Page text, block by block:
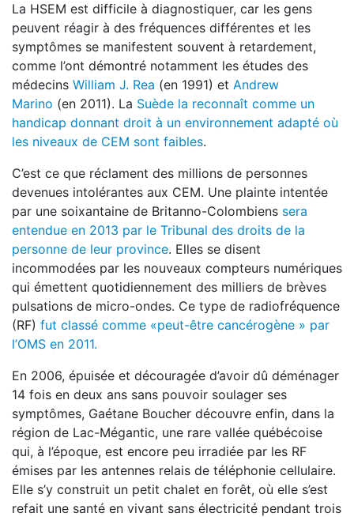
La HSEM est difficile à diagnostiquer, car les gens
peuvent réagir à des fréquences différentes et les
symptômes se manifestent souvent à retardement,
comme l’ont démontré notamment les études des
médecins William J. Rea (en 1991) et Andrew
Marino (en 2011). La Suède la reconnaît comme un
handicap donnant droit à un environnement adapté où
les niveaux de CEM sont faibles.
C’est ce que réclament des millions de personnes
devenues intolérantes aux CEM. Une plainte intentée
par une soixantaine de Britanno­-Colombiens sera
entendue en 2013 par le Tribunal des droits de la
personne de leur province. Elles se disent
incommodées par les nouveaux compteurs numériques
qui émettent quotidiennement des milliers de brèves
pulsations de micro-­ondes. Ce type de radio­fréquence
(RF) fut classé comme «peut-­être cancérogène » par
l’OMS en 2011.
En 2006, épuisée et découragée d’avoir dû déménager
14 fois en deux ans sans pouvoir soulager ses
symptômes, Gaétane Boucher découvre enfin, dans la
région de Lac­-Mégantic, une rare vallée québécoise
qui, à l’époque, est encore peu irradiée par les RF
émises par les antennes relais de téléphonie cellulaire.
Elle s’y construit un petit chalet en forêt, où elle s’est
refait une santé en vivant sans électricité pendant trois